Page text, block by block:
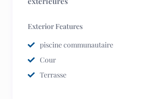
Exterior Features
piscine communautaire
Cour
Terrasse